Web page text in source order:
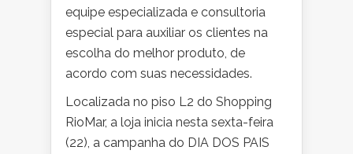
equipe especializada e consultoria
especial para auxiliar os clientes na
escolha do melhor produto, de
acordo com suas necessidades.
Localizada no piso L2 do Shopping
RioMar, a loja inicia nesta sexta-feira
(22), a campanha do DIA DOS PAIS